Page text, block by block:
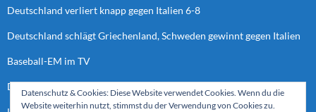
Deutschland verliert knapp gegen Italien 6-8
Deutschland schlägt Griechenland, Schweden gewinnt gegen Italien
Baseball-EM im TV
Deutschland verliert letztes Spiel der Vorrunde
Datenschutz & Cookies: Diese Website verwendet Cookies. Wenn du die
Website weiterhin nutzt, stimmst du der Verwendung von Cookies zu.